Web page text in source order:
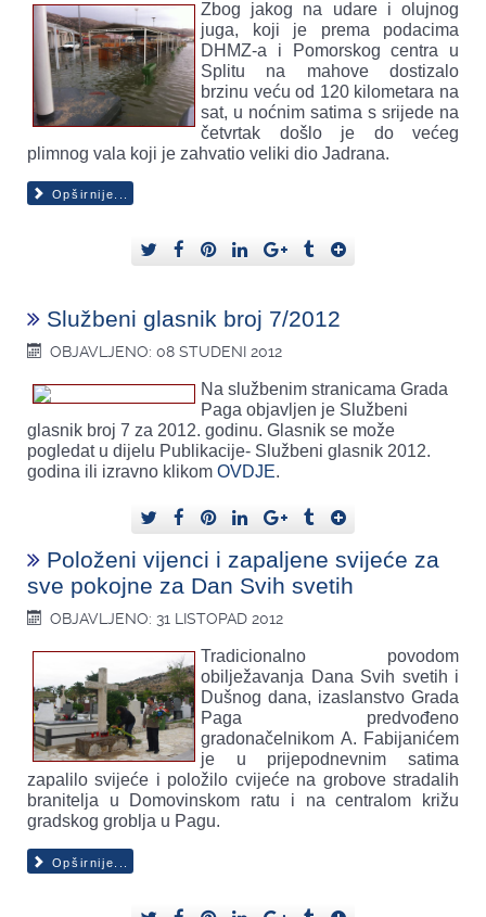
Zbog jakog na udare i olujnog
juga, koji je prema podacima
DHMZ-a i Pomorskog centra u
Splitu na mahove dostizalo
brzinu veću od 120 kilometara na
sat, u noćnim satima s srijede na
četvrtak došlo je do većeg
plimnog vala koji je zahvatio veliki dio Jadrana.
Opširnije...
Službeni glasnik broj 7/2012
OBJAVLJENO: 08 STUDENI 2012
Na službenim stranicama Grada
Paga objavljen je Službeni
glasnik broj 7 za 2012. godinu. Glasnik se može
pogledat u dijelu Publikacije- Službeni glasnik 2012.
godina ili izravno klikom OVDJE.
Položeni vijenci i zapaljene svijeće za
sve pokojne za Dan Svih svetih
OBJAVLJENO: 31 LISTOPAD 2012
Tradicionalno povodom
obilježavanja Dana Svih svetih i
Dušnog dana, izaslanstvo Grada
Paga predvođeno
gradonačelnikom A. Fabijanićem
je u prijepodnevnim satima
zapalilo svijeće i položilo cvijeće na grobove stradalih
branitelja u Domovinskom ratu i na centralom križu
gradskog groblja u Pagu.
Opširnije...